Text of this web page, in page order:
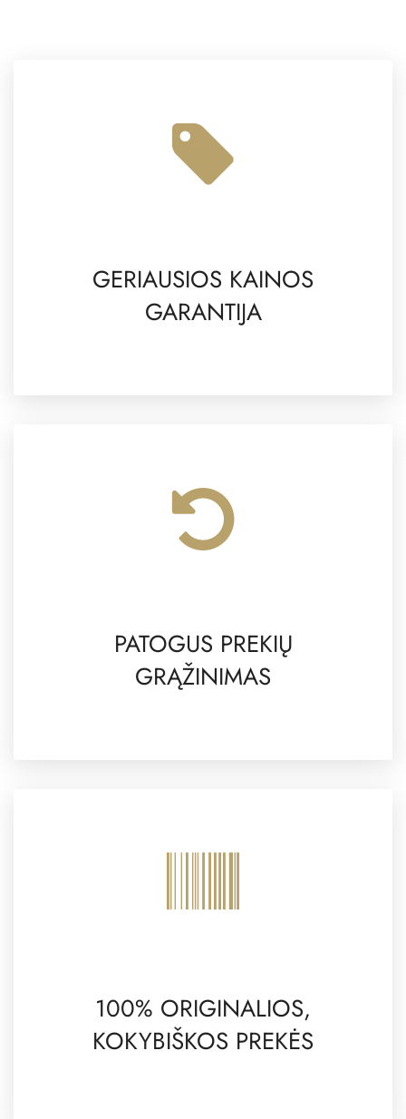
GERIAUSIOS KAINOS
GARANTIJA
PATOGUS PREKIŲ
GRĄŽINIMAS
100% ORIGINALIOS,
KOKYBIŠKOS PREKĖS